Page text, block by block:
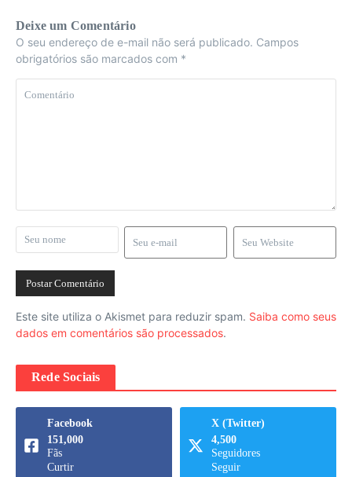
Deixe um Comentário
O seu endereço de e-mail não será publicado. Campos
obrigatórios são marcados com *
Este site utiliza o Akismet para reduzir spam. Saiba como seus
dados em comentários são processados.
Rede Sociais
Facebook
151,000
Fãs
Curtir
X (Twitter)
4,500
Seguidores
Seguir